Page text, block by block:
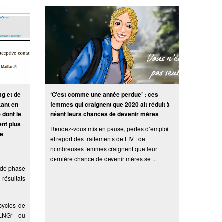
et de
en
dont le
plus
phase
de
ou
‘C’est comme une année perdue’ : ces
femmes qui craignent que 2020 ait réduit à
néant leurs chances de devenir mères
Rendez-vous mis en pause, pertes d’emploi
et report des traitements de FIV : de
nombreuses femmes craignent que leur
dernière chance de devenir mères se ...